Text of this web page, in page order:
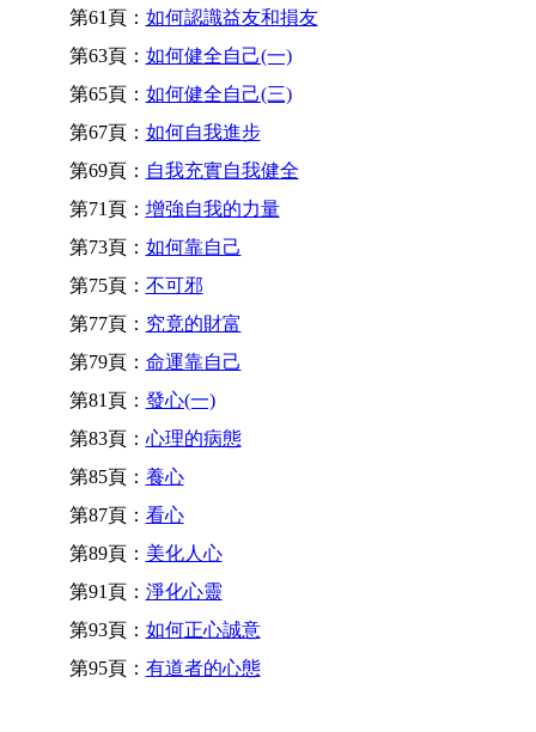
第61頁： 如何認識益友和損友
第63頁： 如何健全自己(一)
第65頁： 如何健全自己(三)
第67頁： 如何自我進步
第69頁： 自我充實自我健全
第71頁： 增強自我的力量
第73頁： 如何靠自己
第75頁： 不可邪
第77頁： 究竟的財富
第79頁： 命運靠自己
第81頁： 發心(一)
第83頁： 心理的病態
第85頁： 養心
第87頁： 看心
第89頁： 美化人心
第91頁： 淨化心靈
第93頁： 如何正心誠意
第95頁： 有道者的心態